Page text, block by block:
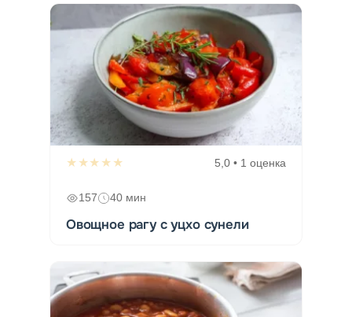
★★★★★ 5,0 • 1 оценка
157 40 мин
Овощное рагу с уцхо сунели